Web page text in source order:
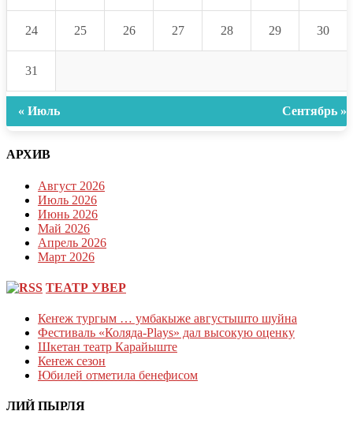
24 25 26 27 28 29 30
31
« Июль Сентябрь »
АРХИВ
Август 2026
Июль 2026
Июнь 2026
Май 2026
Апрель 2026
Март 2026
ТЕАТР УВЕР
Кеҥеж тургым … умбакыже августышто шуйна
Фестиваль «Коляда-Plays» дал высокую оценку
Шкетан театр Карайыште
Кеҥеж сезон
Юбилей отметила бенефисом
ЛИЙ ПЫРЛЯ